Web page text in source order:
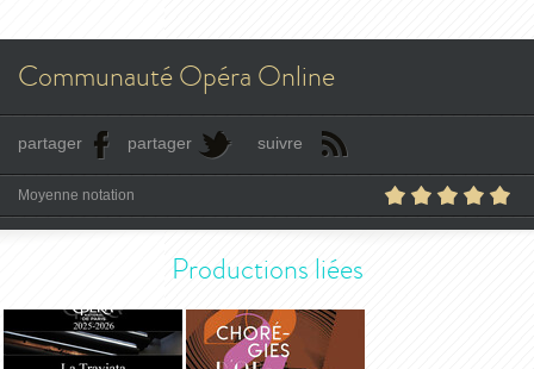
Communauté Opéra Online
partager partager suivre
Moyenne notation
Productions liées